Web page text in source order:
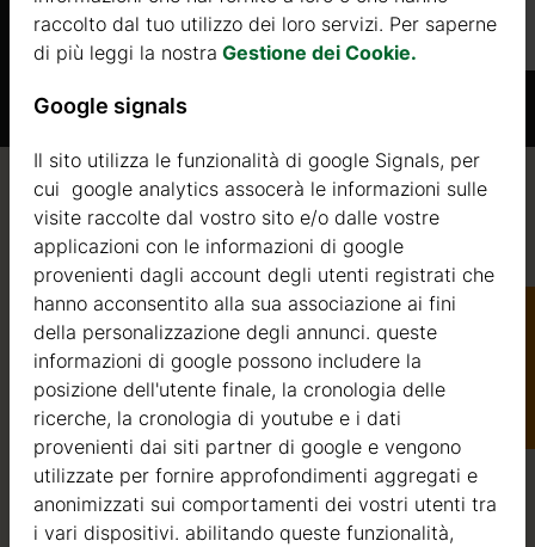
Di più
Qualità / garanzia / consulenza
Qualità
Siamo attivi nel settore della produzione di strutture in
legno dal 2004. Nel corso di questi anni, abbiamo
selezionato i migliori fornitori di legname. Utilizziamo
esclusivamente abete nordico a crescita lenta
proveniente da foreste certificate FSC nell’Europa del
Nord.
raccolto dal tuo utilizzo dei loro servizi. Per saperne
di più leggi la nostra Gestione dei Cookie.
Google signals
Il sito utilizza le funzionalità di google Signals, per
cui google analytics assocerà le informazioni sulle
visite raccolte dal vostro sito e/o dalle vostre
applicazioni con le informazioni di google
provenienti dagli account degli utenti registrati che
hanno acconsentito alla sua associazione ai fini
della personalizzazione degli annunci. queste
informazioni di google possono includere la
posizione dell'utente finale, la cronologia delle
ricerche, la cronologia di youtube e i dati
provenienti dai siti partner di google e vengono
utilizzate per fornire approfondimenti aggregati e
anonimizzati sui comportamenti dei vostri utenti tra
i vari dispositivi. abilitando queste funzionalità,